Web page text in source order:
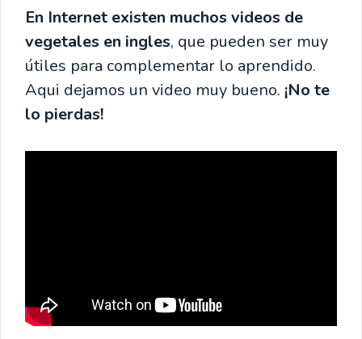
En Internet existen muchos videos de
vegetales en ingles, que pueden ser muy
útiles para complementar lo aprendido.
Aqui dejamos un video muy bueno. ¡No te
lo pierdas!